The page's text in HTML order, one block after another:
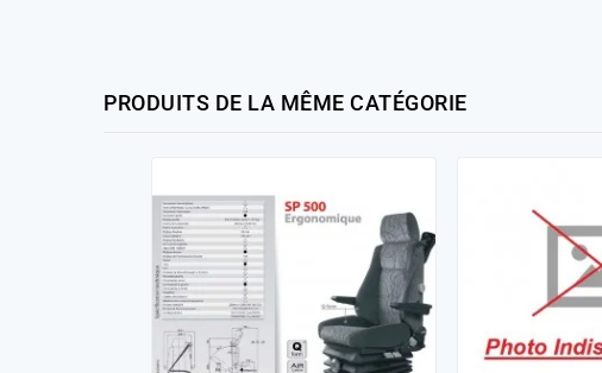
PRODUITS DE LA MÊME CATÉGORIE